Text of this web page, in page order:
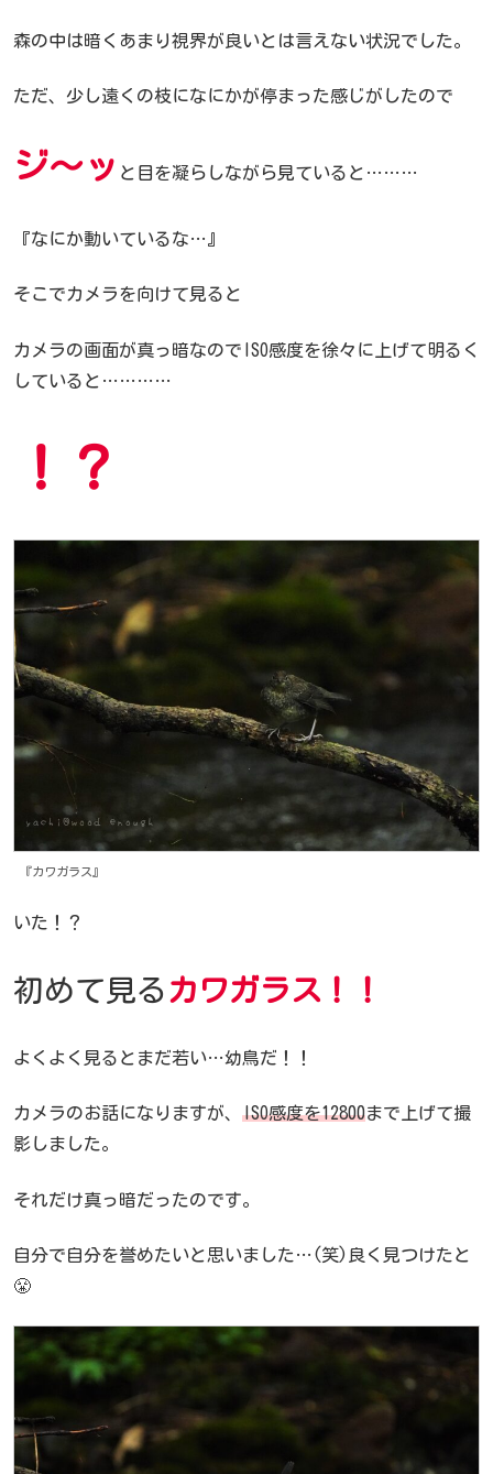
森の中は暗くあまり視界が良いとは言えない状況でした。
ただ、少し遠くの枝になにかが停まった感じがしたので
ジ～ッ と目を凝らしながら見ていると………
『なにか動いているな…』
そこでカメラを向けて見ると
カメラの画面が真っ暗なのでISO感度を徐々に上げて明るく
していると…………
！？
『カワガラス』
いた！？
初めて見る カワガラス！！
よくよく見るとまだ若い…幼鳥だ！！
カメラのお話になりますが、 ISO感度を12800まで上げて撮
影しました。
それだけ真っ暗だったのです。
自分で自分を誉めたいと思いました…(笑)良く見つけたと
😤